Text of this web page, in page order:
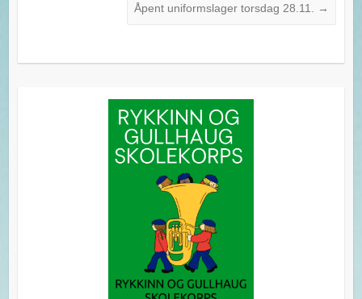
Åpent uniformslager torsdag 28.11. →